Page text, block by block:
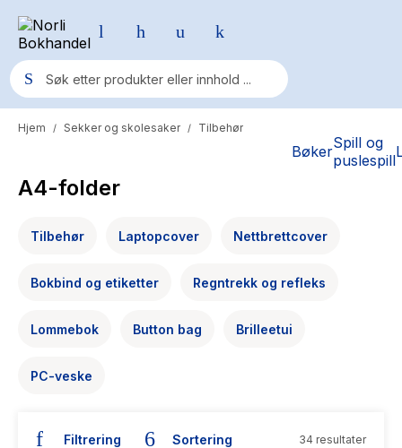
BøkerSpill og
puslespill
Populære søk
Fury Bound - Sable Sorensen
Hitster
Hypopressiv trening
Hjem / Sekker og skolesaker / Tilbehør
A4-folder
Tilbehør Laptopcover Nettbrettcover
Bokbind og etiketter Regntrekk og refleks
Lommebok Button bag Brilleetui
PC-veske
Filtrering Sortering 34 resultater